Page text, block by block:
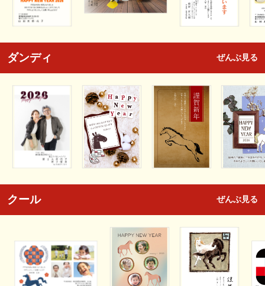
ダンディ ぜんぶ見る
クール ぜんぶ見る